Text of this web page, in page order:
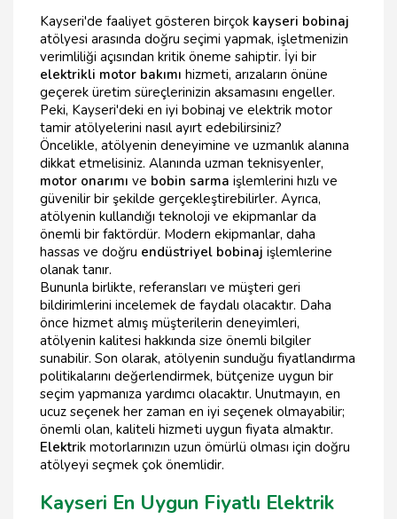
Kayseri'de faaliyet gösteren birçok kayseri bobinaj
atölyesi arasında doğru seçimi yapmak, işletmenizin
verimliliği açısından kritik öneme sahiptir. İyi bir
elektrikli motor bakımı hizmeti, arızaların önüne
geçerek üretim süreçlerinizin aksamasını engeller.
Peki, Kayseri'deki en iyi bobinaj ve elektrik motor
tamir atölyelerini nasıl ayırt edebilirsiniz?
Öncelikle, atölyenin deneyimine ve uzmanlık alanına
dikkat etmelisiniz. Alanında uzman teknisyenler,
motor onarımı ve bobin sarma işlemlerini hızlı ve
güvenilir bir şekilde gerçekleştirebilirler. Ayrıca,
atölyenin kullandığı teknoloji ve ekipmanlar da
önemli bir faktördür. Modern ekipmanlar, daha
hassas ve doğru endüstriyel bobinaj işlemlerine
olanak tanır.
Bununla birlikte, referansları ve müşteri geri
bildirimlerini incelemek de faydalı olacaktır. Daha
önce hizmet almış müşterilerin deneyimleri,
atölyenin kalitesi hakkında size önemli bilgiler
sunabilir. Son olarak, atölyenin sunduğu fiyatlandırma
politikalarını değerlendirmek, bütçenize uygun bir
seçim yapmanıza yardımcı olacaktır. Unutmayın, en
ucuz seçenek her zaman en iyi seçenek olmayabilir;
önemli olan, kaliteli hizmeti uygun fiyata almaktır.
Elektrik motorlarınızın uzun ömürlü olması için doğru
atölyeyi seçmek çok önemlidir.
Kayseri En Uygun Fiyatlı Elektrik